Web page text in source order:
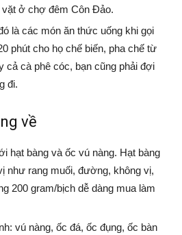
vặt ở chợ đêm Côn Đảo.
là các món ăn thức uống khi gọi
phút cho họ chế biến, pha chế từ
cả cà phê cóc, bạn cũng phải đợi
đi.
về
hạt bàng và ốc vú nàng. Hạt bàng
như rang muối, đường, không vị,
200 gram/bịch dễ dàng mua làm
vú nàng, ốc đá, ốc đụng, ốc bàn